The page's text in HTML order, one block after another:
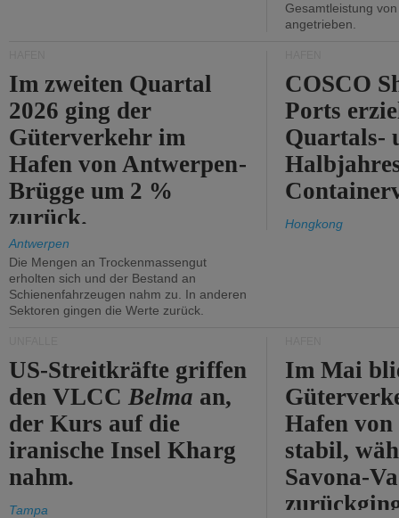
Gesamtleistung
angetrieben.
Im zweiten Quartal
2026 ging der
Güterverkehr im
Hafen von Antwerpen-
Brügge um 2 %
zurück.
Antwerpen
Die Mengen an Trockenmassengut
erholten sich und der Bestand an
Schienenfahrzeugen nahm zu. In anderen
Sektoren gingen die Werte zurück.
COSCO
Ports
Quartals-
Hongkong
US-Streitkräfte griffen
den VLCCBelma an,
der Kurs auf die
iranische Insel Kharg
nahm.
Tampa
Im Mai
Hafen von
stabil,
Savona-